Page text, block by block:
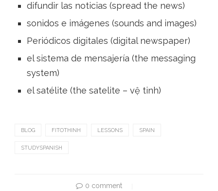
difundir las noticias (spread the news)
sonidos e imágenes (sounds and images)
Periódicos digitales (digital newspaper)
el sistema de mensajería (the messaging
system)
el satélite (the satelite – vệ tinh)
BLOG FITOTHINH LESSONS SPAIN
STUDYSPANISH
0 comment